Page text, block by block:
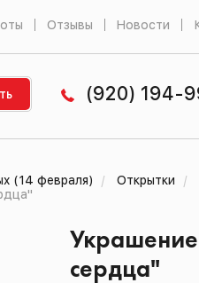
Отзывы Новости
(920) 194-
(14 февраля) Открытки
Украшение
сердца"